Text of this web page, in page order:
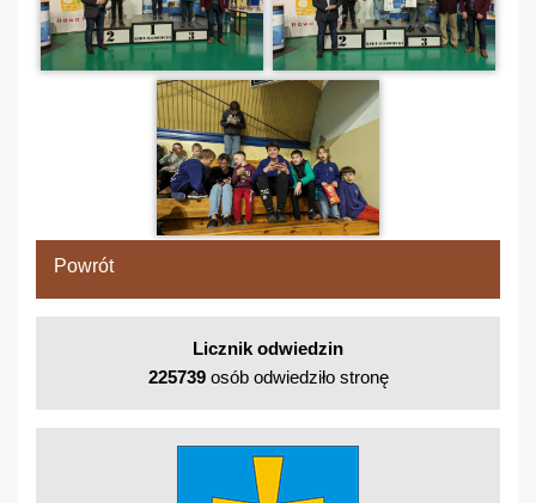
Powrót
Licznik odwiedzin
225739osób odwiedziło stronę